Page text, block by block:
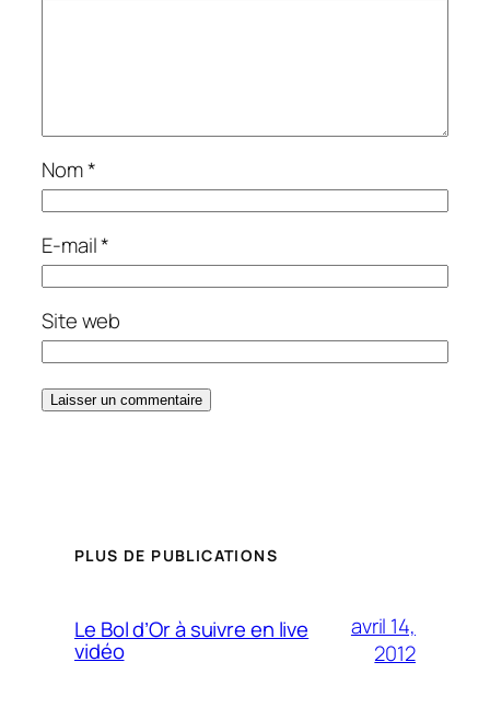
Nom*
E-mail*
Site web
PLUS DE PUBLICATIONS
Le Bol d’Or à suivre en live
vidéo
avril 14,
2012